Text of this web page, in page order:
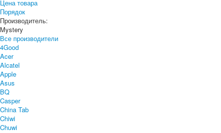
Цена товара
Порядок
Производитель:
Mystery
Все производители
4Good
Acer
Alcatel
Apple
Asus
BQ
Casper
China Tab
Chiwi
Chuwi